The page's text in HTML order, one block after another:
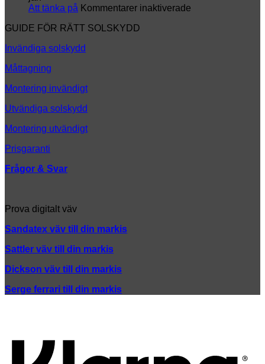
ny
Att tänka på Kommentarer inaktiverade
GUIDE FÖR RÄTT SOLSKYDD
Invändiga solskydd
Måttagning
Montering invändigt
Utvändiga solskydd
Montering utvändigt
Prisgaranti
Frågor & Svar
Prova digitalt väv
Sandatex väv till din markis
Sattler väv till din markis
Dickson väv till din markis
Serge ferrari till din markis